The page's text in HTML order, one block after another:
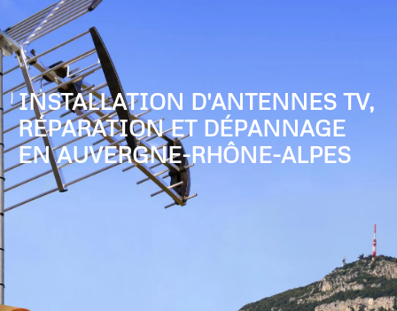
INSTALLATION D'ANTENNES TV,
RÉPARATION ET DÉPANNAGE
EN AUVERGNE-RHÔNE-ALPES